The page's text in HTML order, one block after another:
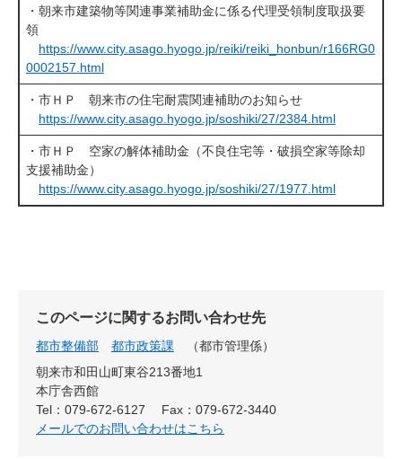
・朝来市建築物等関連事業補助金に係る代理受領制度取扱要
領
https://www.city.asago.hyogo.jp/reiki/reiki_honbun/r166RG0
0002157.html
・市ＨＰ 朝来市の住宅耐震関連補助のお知らせ
https://www.city.asago.hyogo.jp/soshiki/27/2384.html
・市ＨＰ 空家の解体補助金（不良住宅等・破損空家等除却
支援補助金）
https://www.city.asago.hyogo.jp/soshiki/27/1977.html
このページに関するお問い合わせ先
都市整備部 都市政策課
都市管理係
朝来市和田山町東谷213番地1
本庁舎西館
Tel：079-672-6127
Fax：079-672-3440
メールでのお問い合わせはこちら